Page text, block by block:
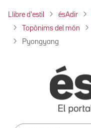
Llibre d'estil ésAdir
Topònims del món
Pyongyang